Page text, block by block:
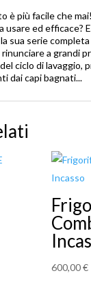
è più facile che
usare ed efficace?
sua serie
rinunciare a grandi
ciclo di lavaggio,
dai capi bagnati...
600,00€